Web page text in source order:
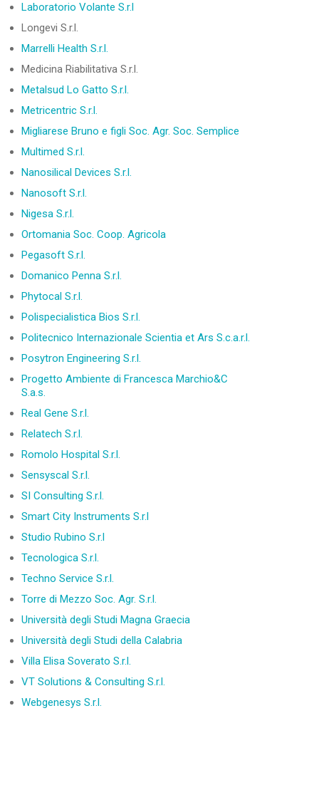
Laboratorio Volante S.r.l
Longevi S.r.l.
Marrelli Health S.r.l.
Medicina Riabilitativa S.r.l.
Metalsud Lo Gatto S.r.l.
Metricentric S.r.l.
Migliarese Bruno e figli Soc. Agr. Soc. Semplice
Multimed S.r.l.
Nanosilical Devices S.r.l.
Nanosoft S.r.l.
Nigesa S.r.l.
Ortomania Soc. Coop. Agricola
Pegasoft S.r.l.
Domanico Penna S.r.l.
Phytocal S.r.l.
Polispecialistica Bios S.r.l.
Politecnico Internazionale Scientia et Ars S.c.a.r.l.
Posytron Engineering S.r.l.
Progetto Ambiente di Francesca Marchio&C
S.a.s.
Real Gene S.r.l.
Relatech S.r.l.
Romolo Hospital S.r.l.
Sensyscal S.r.l.
SI Consulting S.r.l.
Smart City Instruments S.r.l
Studio Rubino S.r.l
Tecnologica S.r.l.
Techno Service S.r.l.
Torre di Mezzo Soc. Agr. S.r.l.
Università degli Studi Magna Graecia
Università degli Studi della Calabria
Villa Elisa Soverato S.r.l.
VT Solutions & Consulting S.r.l.
Webgenesys S.r.l.